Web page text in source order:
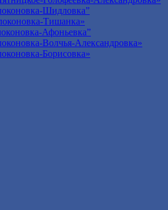
Шидловка”
Тишанка»
Афоньевка”
Волчья-Александровка»
Борисовка»